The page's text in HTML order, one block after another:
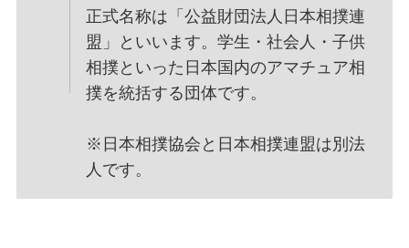
正式名称は「公益財団法人日本相撲連
盟」といいます。学生・社会人・子供
相撲といった日本国内のアマチュア相
撲を統括する団体です。
※日本相撲協会と日本相撲連盟は別法
人です。